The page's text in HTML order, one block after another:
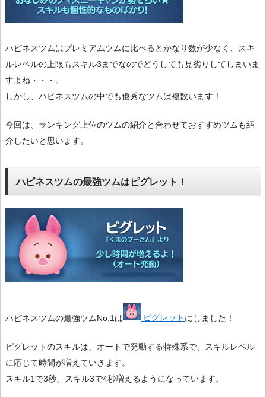
ハピネスツムはプレミアムツムに比べるとかなり数が少なく、スキ
ルレベルの上限もスキル3までなのでどうしても見劣りしてしまいま
すよね・・・。
しかし、ハピネスツムの中でも優秀なツムは複数います！
今回は、ランキング上位のツムの紹介と合わせておすすめツムも紹
介したいと思います。
ハピネスツムの最強ツムはピグレット！
ハピネスツムの最強ツムNo.1は ピグレット にしました！
ピグレットのスキルは、オートで発動する特殊系で、スキルレベル
に応じて時間が増えていきます。
スキル1で3秒、スキル3で4秒増えるようになっています。